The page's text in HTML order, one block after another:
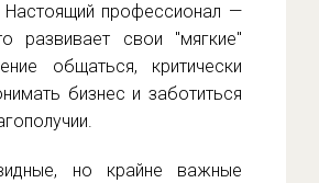
Настоящий профессионал —
развивает свои "мягкие"
общаться, критически
бизнес и заботиться
но крайне важные